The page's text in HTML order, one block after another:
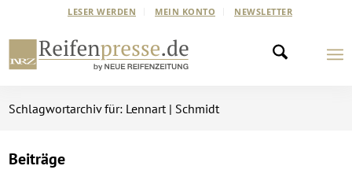
LESER WERDEN MEIN KONTO NEWSLETTER
Schlagwortarchiv für: Lennart | Schmidt
Beiträge